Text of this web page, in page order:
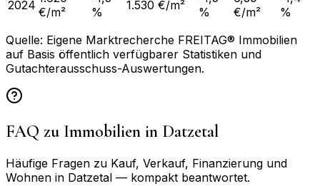
2024 €/m²
%
1.530 €/m²
%
€/m²
%
Quelle: Eigene Marktrecherche FREITAG® Immobilien
auf Basis öffentlich verfügbarer Statistiken und
Gutachterausschuss-Auswertungen.
FAQ zu Immobilien in Datzetal
Häufige Fragen zu Kauf, Verkauf, Finanzierung und
Wohnen in Datzetal — kompakt beantwortet.